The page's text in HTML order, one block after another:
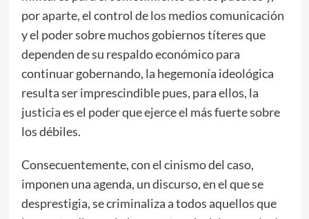
por aparte, el control de los medios comunicación
y el poder sobre muchos gobiernos títeres que
dependen de su respaldo económico para
continuar gobernando, la hegemonía ideológica
resulta ser imprescindible pues, para ellos, la
justicia es el poder que ejerce el más fuerte sobre
los débiles.
Consecuentemente, con el cinismo del caso,
imponen una agenda, un discurso, en el que se
desprestigia, se criminaliza a todos aquellos que